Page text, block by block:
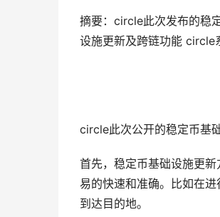
摘要：circle此次发布的稳
设施更新及跨链功能 circle
circle此次公开的稳定币基
首先，稳定币基础设施更
易的快速和准确。比如在
到达目的地。